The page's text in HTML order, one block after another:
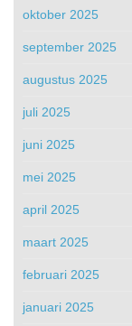
oktober 2025
september 2025
augustus 2025
juli 2025
juni 2025
mei 2025
april 2025
maart 2025
februari 2025
januari 2025